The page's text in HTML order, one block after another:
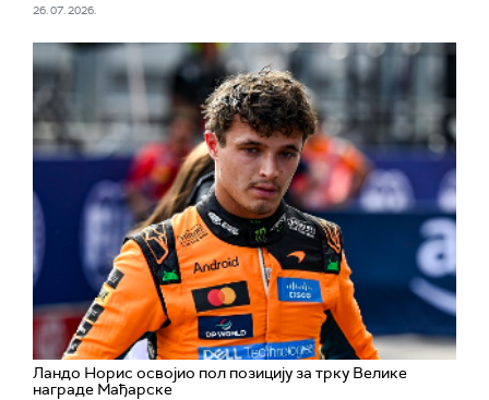
26. 07. 2026.
Ландо Норис освојио пол позицију за трку Велике
награде Мађарске